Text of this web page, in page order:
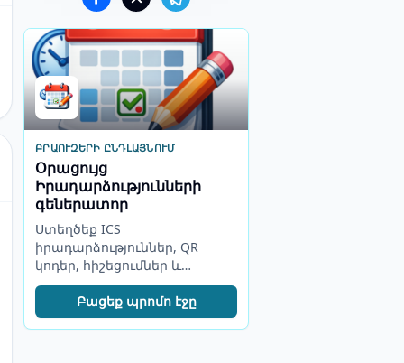
ԲՐԱՈՒԶԵՐԻ ԸՆԴԼԱՅՆՈՒՄ
Օրացույց
Իրադարձությունների
գեներատոր
Ստեղծեք ICS
իրադարձություններ, QR
կոդեր, հիշեցումներ և
ներկաներ զննարկիչի
գործիքագոտուց:
Բացեք պրոմո էջը